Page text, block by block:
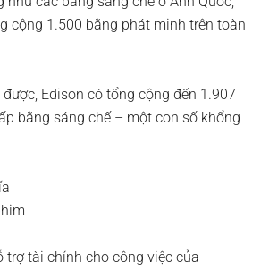
cộng 1.500 bằng phát minh trên toàn
Edison có tổng cộng đến 1.907
bằng sáng chế – một con số khổng
trợ tài chính cho công việc của